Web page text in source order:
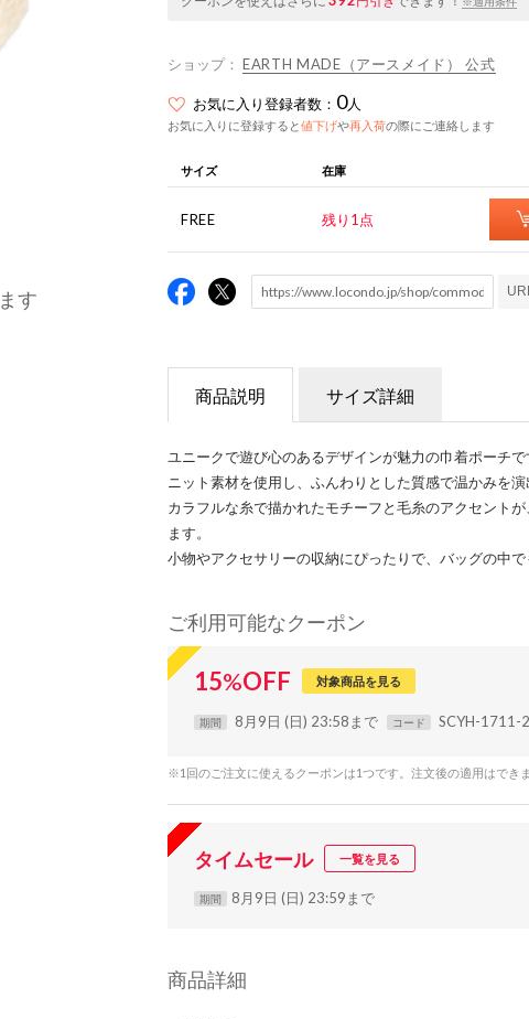
す
ショップ： EARTH MADE（アースメイド） 公式
お気に入り登録者数： 0人
お気に入りに登録すると値下げや再入荷の際にご連絡します
サイズ 在庫
FREE 残り1点
商品説明 サイズ詳細
ユニークで遊び心のあるデザインが魅力の巾着ポーチで
ニット素材を使用し、ふんわりとした質感で温かみを演
カラフルな糸で描かれたモチーフと毛糸のアクセント
ます。
小物やアクセサリーの収納にぴったりで、バッグの中で
ご利用可能なクーポン
15%OFF 対象商品を見る
期間 8月9日 (日) 23:58まで コード SCYH-1711-
※1回のご注文に使えるクーポンは1つです。注文後の適用はできま
タイムセール 一覧を見る
期間 8月9日 (日) 23:59まで
商品詳細